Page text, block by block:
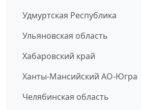
Удмуртская Республика
Ульяновская область
Хабаровский край
Ханты-Мансийский АО-Югра
Челябинская область